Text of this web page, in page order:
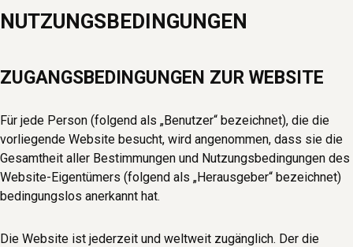
NUTZUNGSBEDINGUNGEN
ZUGANGSBEDINGUNGEN ZUR WEBSITE
Für jede Person (folgend als „Benutzer“ bezeichnet), die die
vorliegende Website besucht, wird angenommen, dass sie die
Gesamtheit aller Bestimmungen und Nutzungsbedingungen des
Website-Eigentümers (folgend als „Herausgeber“ bezeichnet)
bedingungslos anerkannt hat.
Die Website ist jederzeit und weltweit zugänglich. Der die